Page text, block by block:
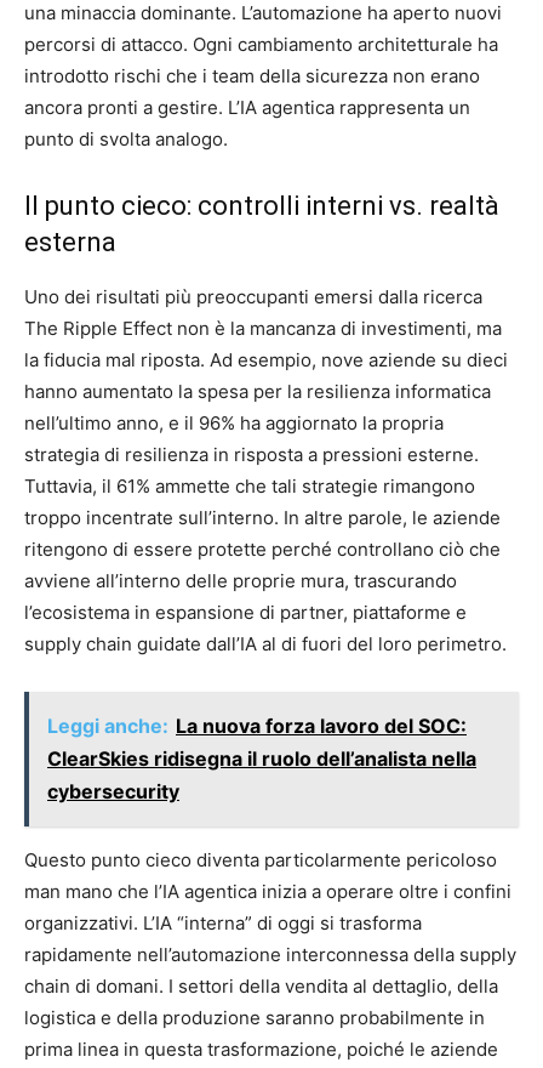
una minaccia dominante. L’automazione ha aperto nuovi
percorsi di attacco. Ogni cambiamento architetturale ha
introdotto rischi che i team della sicurezza non erano
ancora pronti a gestire. L’IA agentica rappresenta un
punto di svolta analogo.
Il punto cieco: controlli interni vs. realtà
esterna
Uno dei risultati più preoccupanti emersi dalla ricerca
The Ripple Effect non è la mancanza di investimenti, ma
la fiducia mal riposta. Ad esempio, nove aziende su dieci
hanno aumentato la spesa per la resilienza informatica
nell’ultimo anno, e il 96% ha aggiornato la propria
strategia di resilienza in risposta a pressioni esterne.
Tuttavia, il 61% ammette che tali strategie rimangono
troppo incentrate sull’interno. In altre parole, le aziende
ritengono di essere protette perché controllano ciò che
avviene all’interno delle proprie mura, trascurando
l’ecosistema in espansione di partner, piattaforme e
supply chain guidate dall’IA al di fuori del loro perimetro.
Leggi anche: La nuova forza lavoro del SOC:
ClearSkies ridisegna il ruolo dell’analista nella
cybersecurity
Questo punto cieco diventa particolarmente pericoloso
man mano che l’IA agentica inizia a operare oltre i confini
organizzativi. L’IA “interna” di oggi si trasforma
rapidamente nell’automazione interconnessa della supply
chain di domani. I settori della vendita al dettaglio, della
logistica e della produzione saranno probabilmente in
prima linea in questa trasformazione, poiché le aziende